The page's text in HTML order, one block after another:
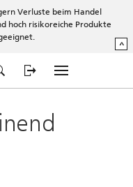
Verluste beim Handel
hoch risikoreiche Produkte
^